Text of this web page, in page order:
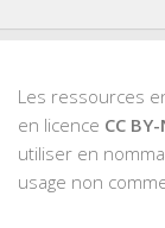
Les ressources
en licence CC BY-
utiliser en
usage non